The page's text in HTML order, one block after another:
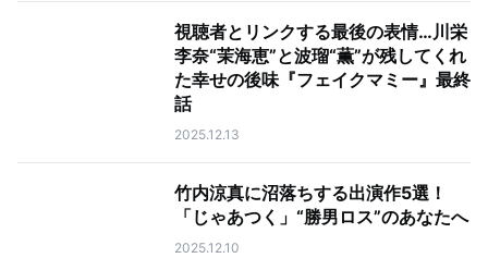
視聴者とリンクする最後の表情…川栄
李奈“茉海恵”と波瑠“薫”が残してくれ
た幸せの後味『フェイクマミー』最終
話
2025.12.13
竹内涼真に沼落ちする出演作5選！
「じゃあつく」“勝男ロス”のあなたへ
2025.12.10